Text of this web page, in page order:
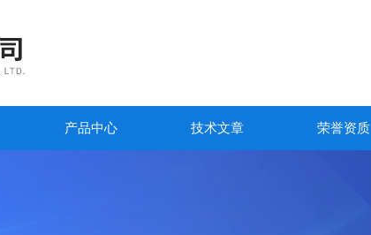
产品中心 技术文章 荣誉资质